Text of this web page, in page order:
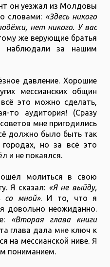
он уезжал из Молдовы
словами: «Здесь никого
нет никого. У вас
же верующие братья
наблюдали за нашим
давление. Хорошие
мессианских общин
это можно сделать,
то аудитория! (Сразу
мне пригодились
должно было быть так
но за всё это
и не покаялся.
молиться в свою
Я сказал: «Я не выйду,
со мной». И то, что я
довольно неожиданно.
«Вторая глава книги
глава дала мне ключ к
на мессианской ниве. Я
пониманием.